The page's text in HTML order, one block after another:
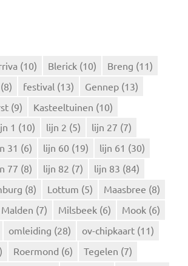
(10) Blerick (10) Breng (11)
(8) festival (13) Gennep (13)
(9) Kasteeltuinen (10)
1 (10) lijn 2 (5) lijn 27 (7)
31 (6) lijn 60 (19) lijn 61 (30)
77 (8) lijn 82 (7) lijn 83 (84)
(8) Lottum (5) Maasbree (8)
Malden (7) Milsbeek (6) Mook (6)
omleiding (28) ov-chipkaart (11)
Roermond (6) Tegelen (7)